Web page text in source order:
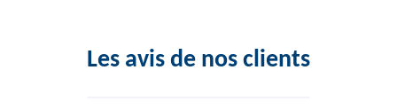
Les avis de nos clients